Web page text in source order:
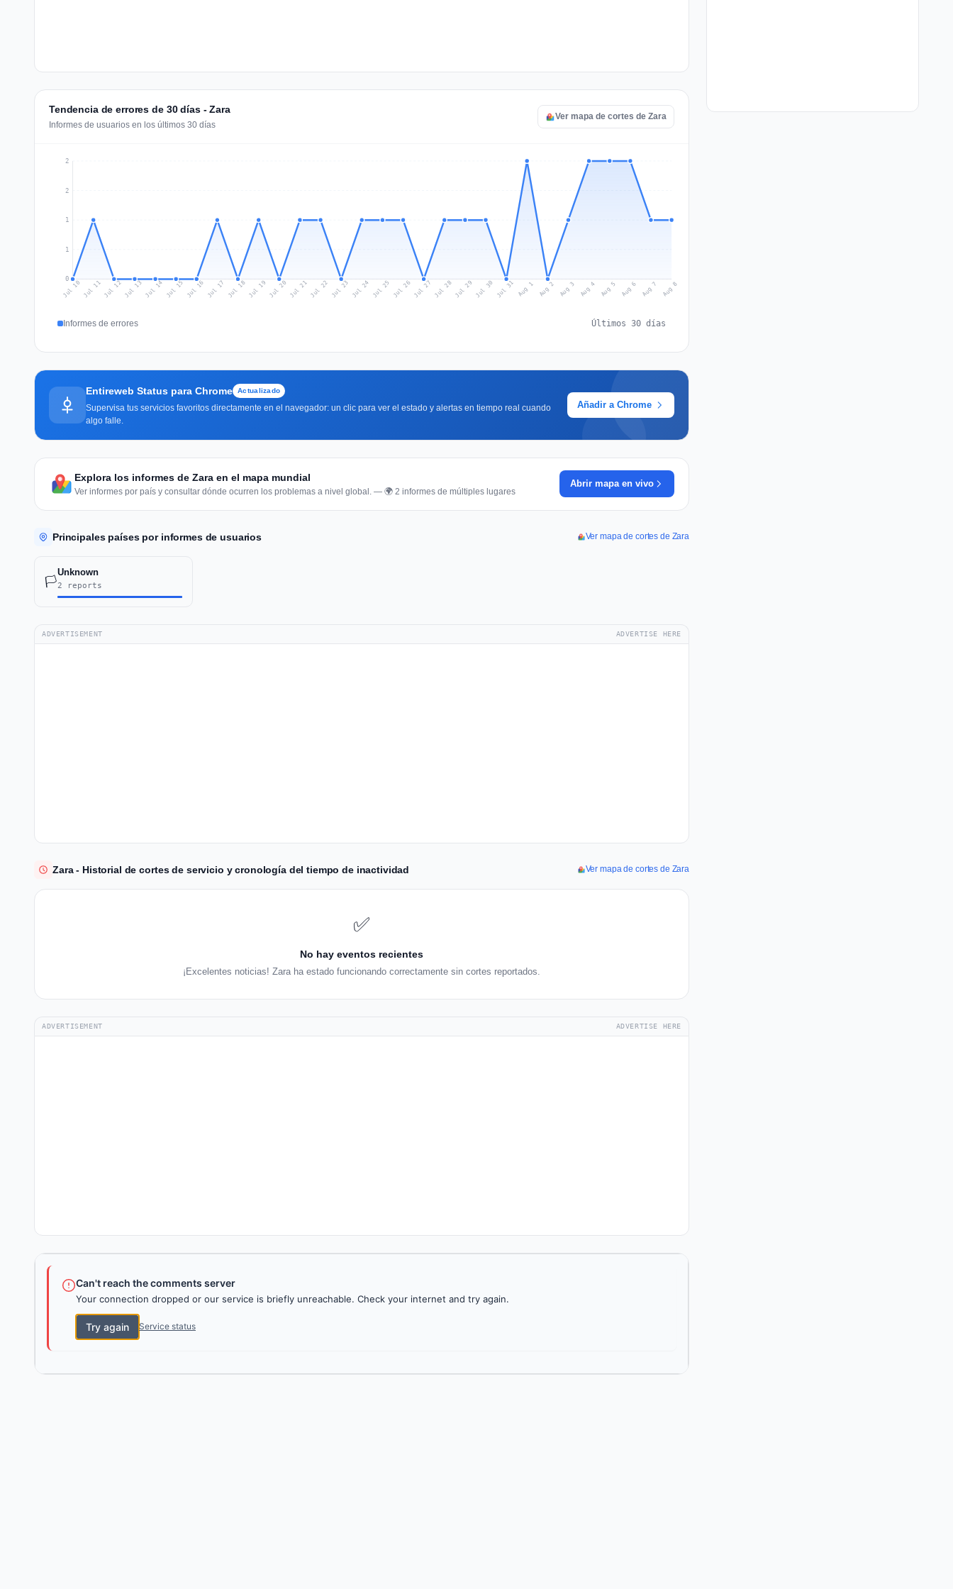
Tendencia de errores de 30 días - Zara
Informes de usuarios en los últimos 30 días
Ver mapa de cortes de Zara
0
1
1
2
2
Jul 10 Jul 11Jul 12Jul 13 Jul 14 Jul 15 Jul 16 Jul 17 Jul 18Jul 19 Jul 20 Jul 21Jul 22 Jul 23 Jul 24 Jul 25 Jul 26Jul 27 Jul 28Jul 29 Jul 30 Jul 31 Aug 1 Aug 2 Aug 3 Aug 4 Aug 5 Aug 6 Aug 7 Aug 8
Informes de errores Últimos 30 días
Entireweb Status para Chrome Actualizado
Supervisa tus servicios favoritos directamente en el navegador: un clic para ver el estado y alertas en tiempo real cuando
algo falle.
Añadir a Chrome
Explora los informes de Zara en el mapa mundial
Ver informes por país y consultar dónde ocurren los problemas a nivel global. — 🌍 2 informes de múltiples lugares
Abrir mapa en vivo
Principales países por informes de usuarios Ver mapa de cortes de Zara
🏳️
Unknown
2 reports
ADVERTISEMENT ADVERTISE HERE
Zara - Historial de cortes de servicio y cronología del tiempo de inactividad Ver mapa de cortes de Zara
✅
No hay eventos recientes
¡Excelentes noticias! Zara ha estado funcionando correctamente sin cortes reportados.
ADVERTISEMENT ADVERTISE HERE
Can't reach the comments server
Your connection dropped or our service is briefly unreachable. Check your internet and try again.
Try again Service status